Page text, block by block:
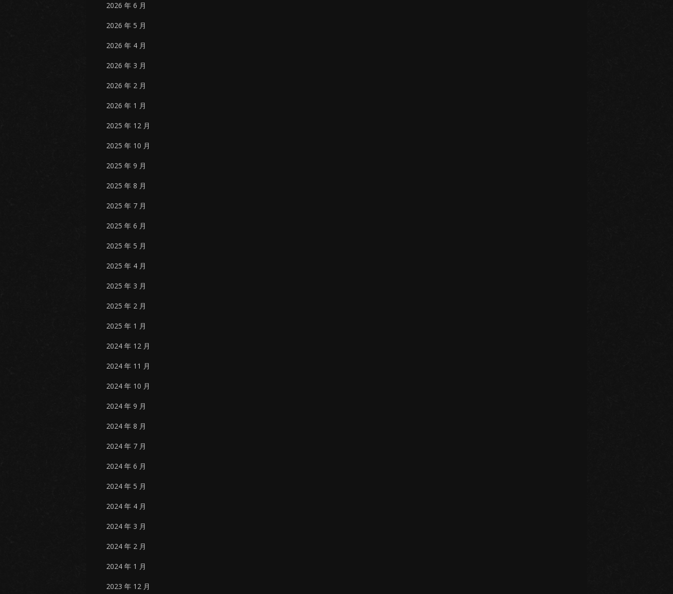
2026 年 6 月
2026 年 5 月
2026 年 4 月
2026 年 3 月
2026 年 2 月
2026 年 1 月
2025 年 12 月
2025 年 10 月
2025 年 9 月
2025 年 8 月
2025 年 7 月
2025 年 6 月
2025 年 5 月
2025 年 4 月
2025 年 3 月
2025 年 2 月
2025 年 1 月
2024 年 12 月
2024 年 11 月
2024 年 10 月
2024 年 9 月
2024 年 8 月
2024 年 7 月
2024 年 6 月
2024 年 5 月
2024 年 4 月
2024 年 3 月
2024 年 2 月
2024 年 1 月
2023 年 12 月